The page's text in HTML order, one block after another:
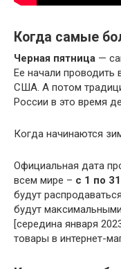
Когда самые
Черная пятница —
Ее начали
США. А потом
России в это время
Когда начинаются
Официальная дата
всем мире – с 1 по
будут
будут
[середина января
товары в интернет-